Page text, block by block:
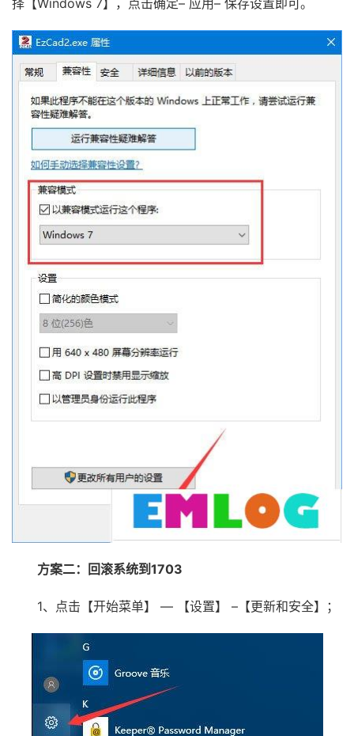
择【Windows 7】，点击确定– 应用– 保存设置即可。
方案二：回滚系统到1703
1、点击【开始菜单】 — 【设置】 –【更新和安全】；